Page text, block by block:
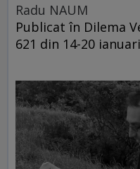
Radu NAUM
Publicat în Dilema
621 din 14-20